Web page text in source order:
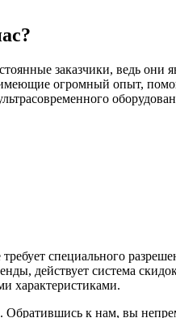
заказчики, ведь
огромный опыт,
специального
действует система
характеристиками.
к нам, вы